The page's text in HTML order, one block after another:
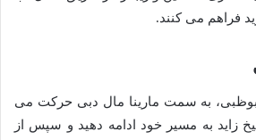
فراهم می کنند.
ابوظبی، به سمت مارینا مال دبی حرکت می
زاید به مسیر خود ادامه دهید و سپس از